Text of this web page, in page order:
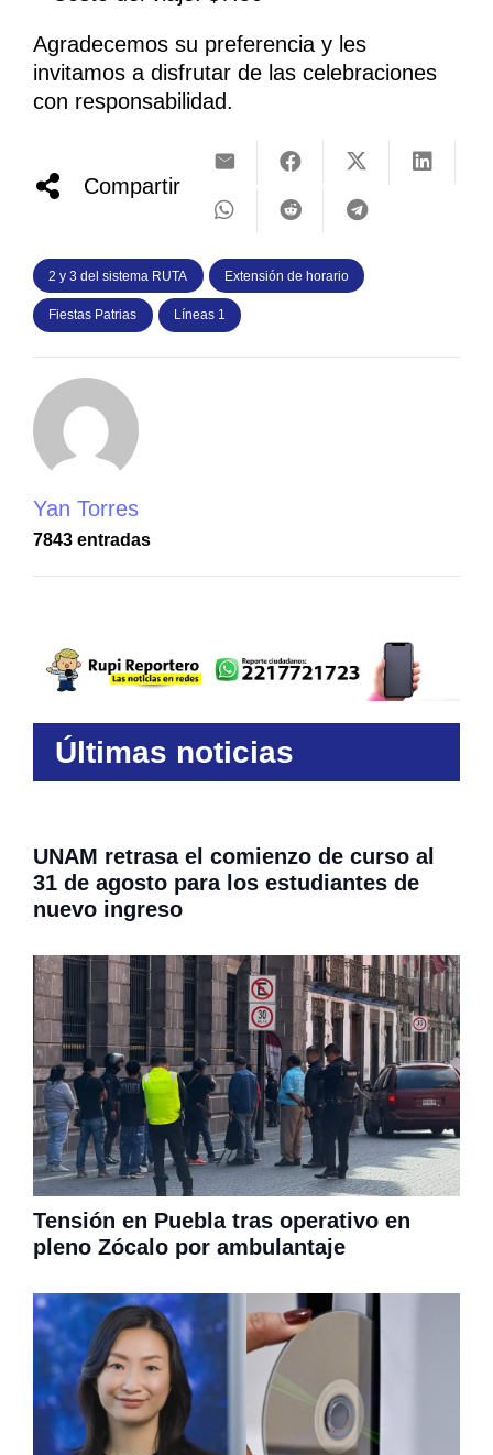
Agradecemos su preferencia y les
invitamos a disfrutar de las celebraciones
con responsabilidad.
Compartir
2 y 3 del sistema RUTA Extensión de horario
Fiestas Patrias Líneas 1
Yan Torres
7843 entradas
Últimas noticias
UNAM retrasa el comienzo de curso al
31 de agosto para los estudiantes de
nuevo ingreso
Tensión en Puebla tras operativo en
pleno Zócalo por ambulantaje